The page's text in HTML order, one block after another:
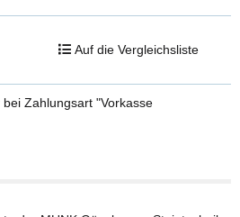
Auf die Vergleichsliste
Zahlungsart "Vorkasse